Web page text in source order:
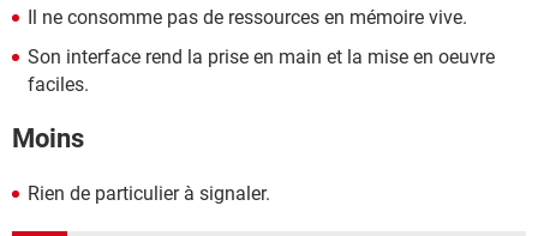
Il ne consomme pas de ressources en mémoire vive.
Son interface rend la prise en main et la mise en oeuvre
faciles.
Moins
Rien de particulier à signaler.